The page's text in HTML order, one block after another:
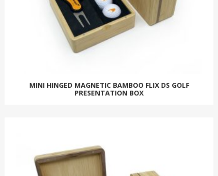
MINI HINGED MAGNETIC BAMBOO FLIX DS GOLF
PRESENTATION BOX